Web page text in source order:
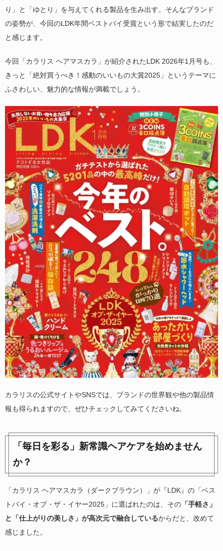
り」と「ゆとり」を与えてくれる製品を生み出す。そんなブランド
の姿勢が、今回のLDK年間ベストバイ受賞という形で結実したのだ
と感じます。
今回「カラリス ヘアマスカラ」が紹介されたLDK 2026年1月号も、
きっと「絶対買うべき！感動のいいもの大賞2025」というテーマに
ふさわしい、魅力的な情報が満載でしょう。
カラリスの公式サイトやSNSでは、ブランドの世界観や他の製品情
報も得られますので、ぜひチェックしてみてくださいね。
「毎日を彩る」新常識ヘアケアを始めません
か？
「カラリス ヘアマスカラ（ダークブラウン）」が『LDK』の「ベス
トバイ・オブ・ザ・イヤー2025」に選ばれたのは、その 「手軽さ」
と「仕上がりの美しさ」が高次元で融合しているからだと、改めて
感じました。